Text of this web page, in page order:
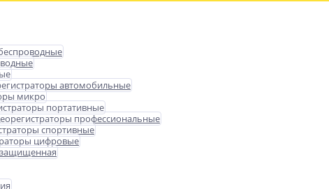
автомобильные
микро
портативные
профессиональные
спортивные
цифровые